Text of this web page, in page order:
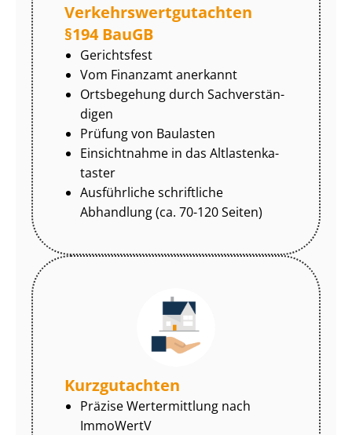
Ver­kehrs­wert­gut­ach­ten
§194 BauGB
Gerichtsfest
Vom Finanzamt anerkannt
Ortsbegehung durch Sach­ver­stän­
di­gen
Prüfung von Baulasten
Einsichtnahme in das Alt­las­ten­ka­
tas­ter
Ausführliche schriftliche
Abhandlung (ca. 70-120 Seiten)
Kurzgutachten
Präzise Wertermittlung nach
ImmoWertV